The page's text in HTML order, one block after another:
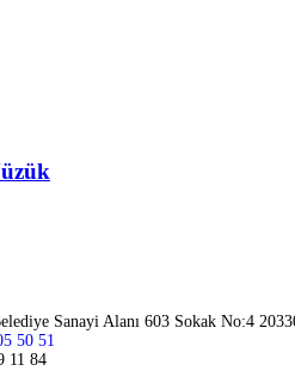
Sanayi Alanı 603 Sokak No:4
50 51
11 84